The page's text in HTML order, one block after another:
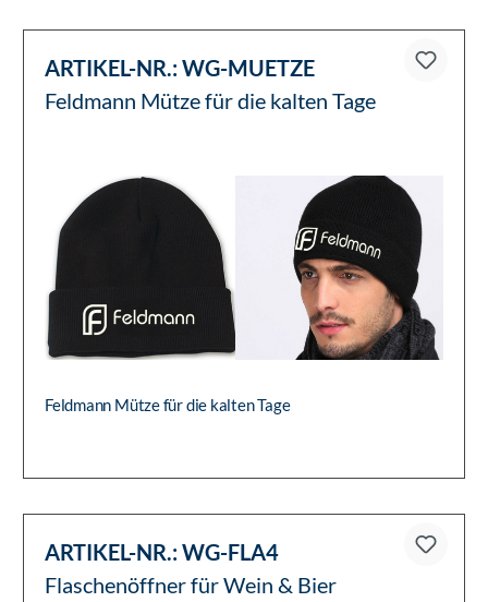
ARTIKEL-NR.:WG-MUETZE
Feldmann Mütze für die kalten Tage
Feldmann Mütze für die kalten Tage
ARTIKEL-NR.:WG-FLA4
Flaschenöffner für Wein & Bier